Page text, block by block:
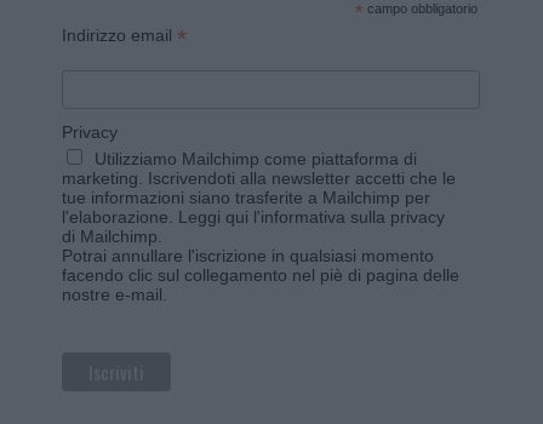
* campo obbligatorio
Indirizzo email *
Privacy
Utilizziamo Mailchimp come piattaforma di
marketing. Iscrivendoti alla newsletter accetti che le
tue informazioni siano trasferite a Mailchimp per
l'elaborazione. Leggi qui l'informativa sulla privacy
di Mailchimp
Potrai annullare l'iscrizione in qualsiasi momento
facendo clic sul collegamento nel piè di pagina delle
nostre e-mail.